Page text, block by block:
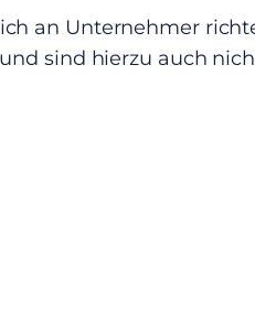
an Unternehmer
sind hierzu auch